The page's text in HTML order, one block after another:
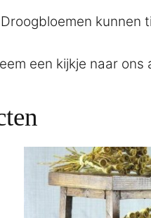
een kijkje naar ons
product